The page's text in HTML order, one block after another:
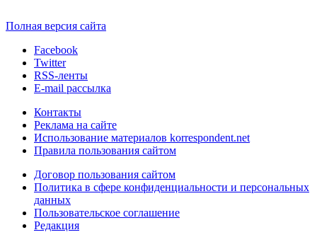
Полная версия сайта
Facebook
Twitter
RSS-ленты
E-mail рассылка
Контакты
Реклама на сайте
Использование материалов korrespondent.net
Правила пользования сайтом
Договор пользования сайтом
Политика в сфере конфиденциальности и персональных
данных
Пользовательское соглашение
Редакция